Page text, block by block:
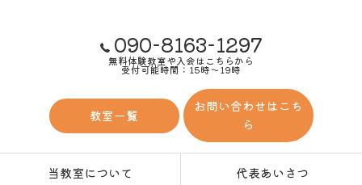
090-8163-1297
無料体験教室や入会はこちらから
受付可能時間：15時～19時
教室一覧
お問い合わせはこち
ら
当教室について 代表あいさつ